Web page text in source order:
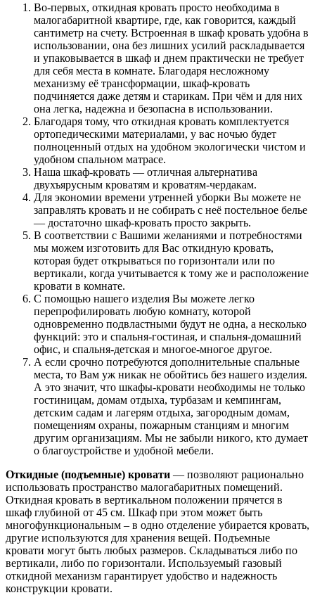
Во-первых, откидная кровать просто необходима в
малогабаритной квартире, где, как говорится, каждый
сантиметр на счету. Встроенная в шкаф кровать удобна в
использовании, она без лишних усилий раскладывается
и упаковывается в шкаф и днем практически не требует
для себя места в комнате. Благодаря несложному
механизму её трансформации, шкаф-кровать
подчиняется даже детям и старикам. При чём и для них
она легка, надежна и безопасна в использовании.
Благодаря тому, что откидная кровать комплектуется
ортопедическими материалами, у вас ночью будет
полноценный отдых на удобном экологически чистом и
удобном спальном матрасе.
Наша шкаф-кровать — отличная альтернатива
двухъярусным кроватям и кроватям-чердакам.
Для экономии времени утренней уборки Вы можете не
заправлять кровать и не собирать с неё постельное белье
— достаточно шкаф-кровать просто закрыть.
В соответствии с Вашими желаниями и потребностями
мы можем изготовить для Вас откидную кровать,
которая будет открываться по горизонтали или по
вертикали, когда учитывается к тому же и расположение
кровати в комнате.
С помощью нашего изделия Вы можете легко
перепрофилировать любую комнату, которой
одновременно подвластными будут не одна, а несколько
функций: это и спальня-гостиная, и спальня-домашний
офис, и спальня-детская и многое-многое другое.
А если срочно потребуются дополнительные спальные
места, то Вам уж никак не обойтись без нашего изделия.
А это значит, что шкафы-кровати необходимы не только
гостиницам, домам отдыха, турбазам и кемпингам,
детским садам и лагерям отдыха, загородным домам,
помещениям охраны, пожарным станциям и многим
другим организациям. Мы не забыли никого, кто думает
о благоустройстве и удобной мебели.
Откидные (подъемные) кровати — позволяют рационально
использовать пространство малогабаритных помещений.
Откидная кровать в вертикальном положении прячется в
шкаф глубиной от 45 см. Шкаф при этом может быть
многофункциональным – в одно отделение убирается кровать,
другие используются для хранения вещей. Подъемные
кровати могут быть любых размеров. Складываться либо по
вертикали, либо по горизонтали. Используемый газовый
откидной механизм гарантирует удобство и надежность
конструкции кровати.